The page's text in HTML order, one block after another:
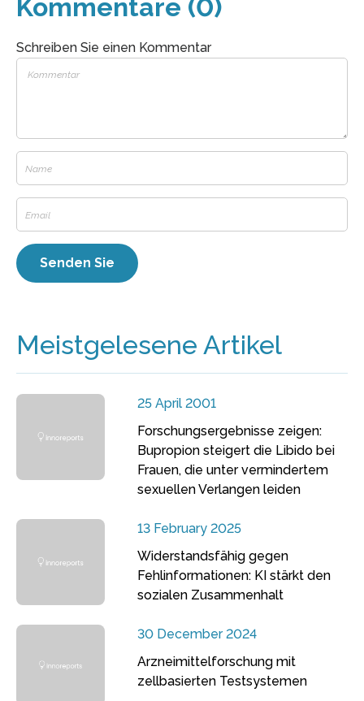
Kommentare (0)
Schreiben Sie einen Kommentar
Meistgelesene Artikel
25 April 2001
Forschungsergebnisse zeigen:
Bupropion steigert die Libido bei
Frauen, die unter vermindertem
sexuellen Verlangen leiden
13 February 2025
Widerstandsfähig gegen
Fehlinformationen: KI stärkt den
sozialen Zusammenhalt
30 December 2024
Arzneimittelforschung mit
zellbasierten Testsystemen